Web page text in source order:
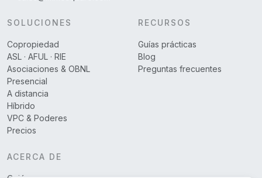
SOLUCIONES
Copropiedad
ASL · AFUL · RIE
Asociaciones & OBNL
Presencial
A distancia
Híbrido
VPC & Poderes
Precios
RECURSOS
Guías prácticas
Blog
Preguntas frecuentes
ACERCA DE